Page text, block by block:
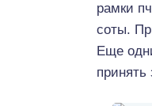
рамки
соты.
Еще
принять